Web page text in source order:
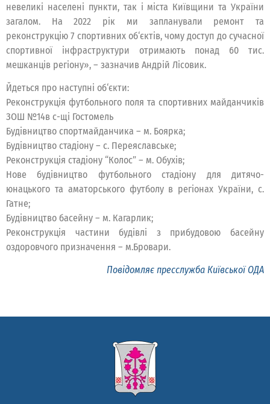
невеликі населені пункти, так і міста Київщини та України
загалом. На 2022 рік ми запланували ремонт та
реконструкцію 7 спортивних об‘єктів, чому доступ до сучасної
спортивної інфраструктури отримають понад 60 тис.
мешканців регіону», – зазначив Андрій Лісовик.
Йдеться про наступні об‘єкти:
Реконструкція футбольного поля та спортивних майданчиків
ЗОШ №14в с-щі Гостомель
Будівництво спортмайданчика – м. Боярка;
Будівництво стадіону – с. Переяславське;
Реконструкція стадіону “Колос” – м. Обухів;
Нове будівництво футбольного стадіону для дитячо-
юнацького та аматорського футболу в регіонах України, с.
Гатне;
Будівництво басейну – м. Кагарлик;
Реконструкція частини будівлі з прибудовою басейну
оздоровчого призначення – м.Бровари.
Повідомляє пресслужба Київської ОДА